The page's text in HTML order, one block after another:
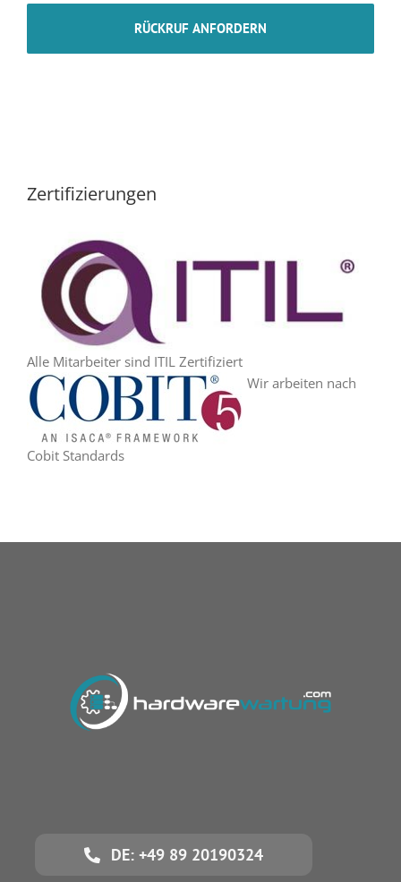
Zertifizierungen
Alle Mitarbeiter sind ITIL Zertifiziert
Wir arbeiten nach
Cobit Standards
DE: +49 89 20190324